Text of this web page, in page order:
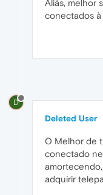
Aliás, melhor
conectados
D
Deleted User
O Melhor de
conectado
adquirir